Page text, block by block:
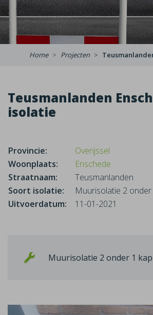
Home Projecten
Teusmanlanden
isolatie
Provincie:
Overijssel
Woonplaats:
Enschede
Straatnaam:
Teusmanlanden
Soort isolatie:
Muurisolatie 2
Uitvoerdatum:
11-01-2021
Muurisolatie 2 onder 1